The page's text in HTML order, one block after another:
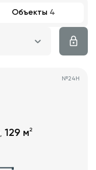
Объекты 4
№24Н
, 129 м2